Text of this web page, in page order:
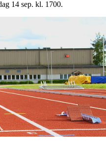
14 sep. kl. 1700.